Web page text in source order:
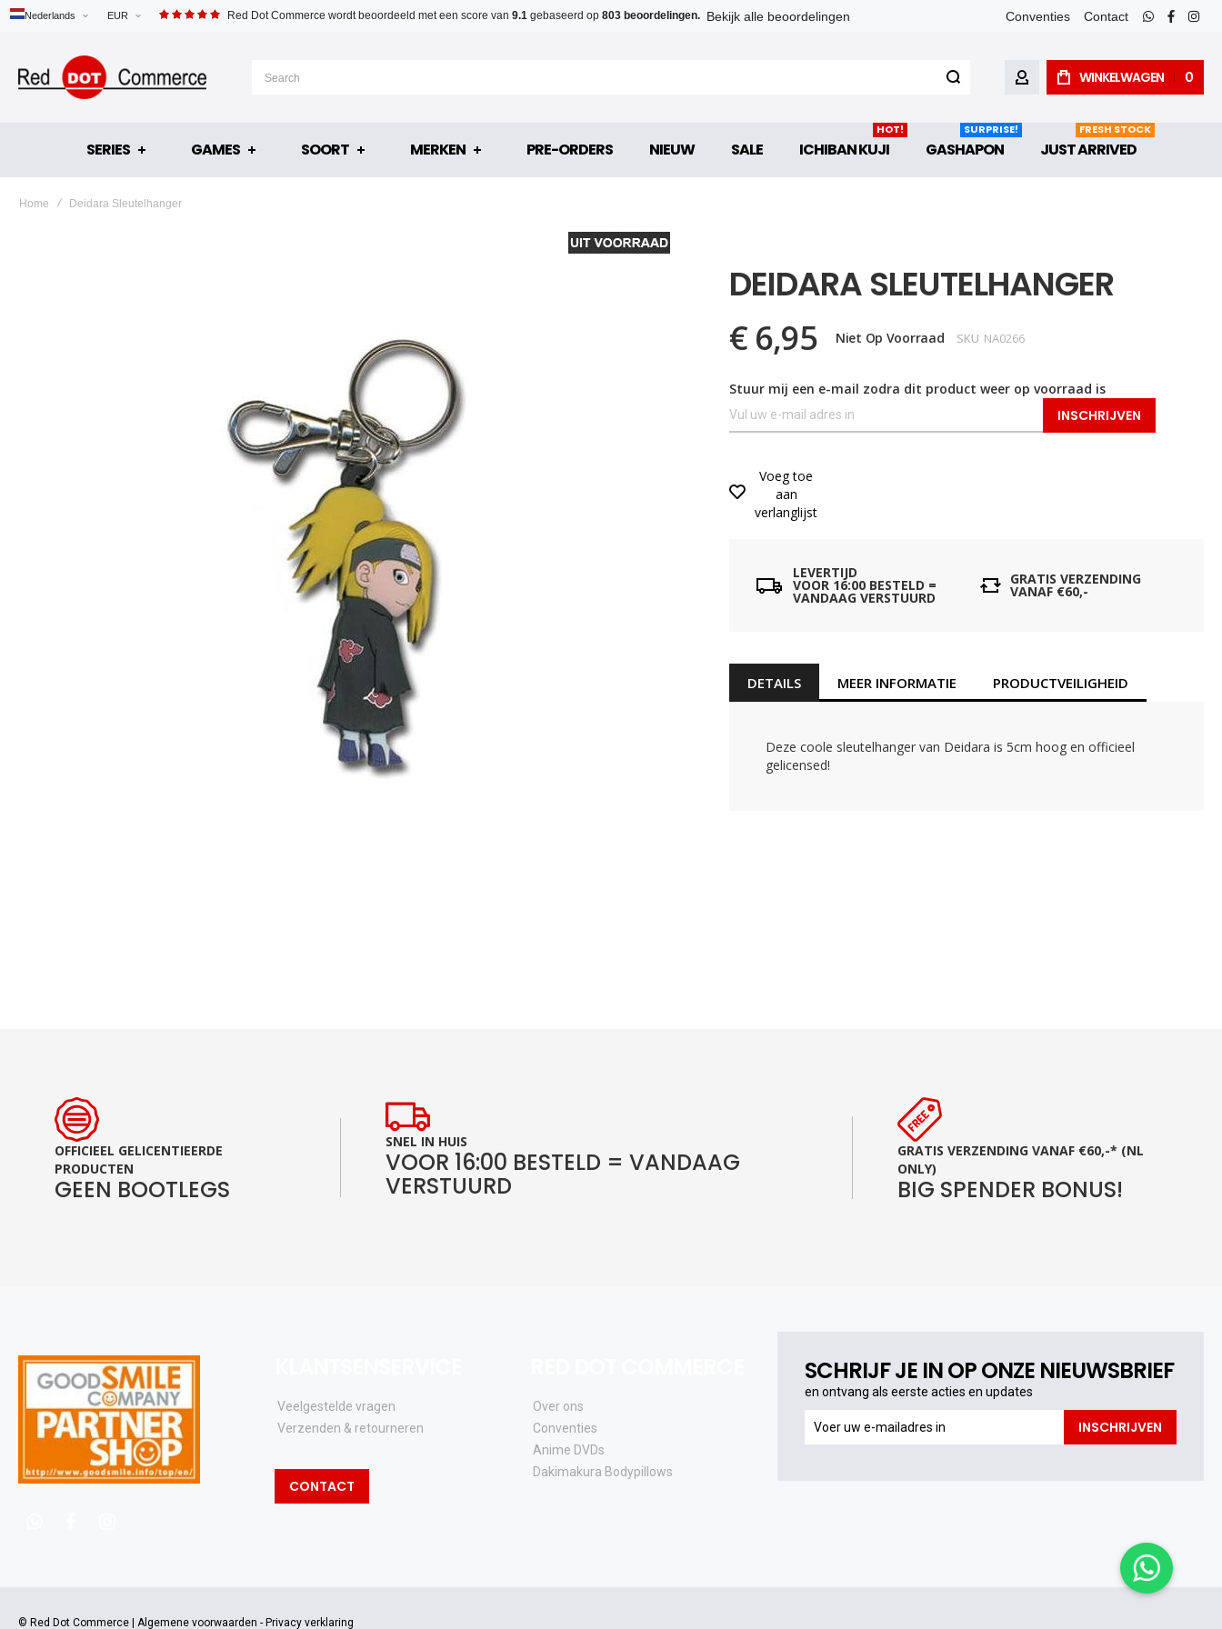
EUR
Nederlands Red Dot Commerce wordt beoordeeld met een score van 9.1 gebaseerd op 803 beoordelingen. Bekijk alle beoordelingen Conventies Contact
whatsapp
facebook
ACCOUNTWINKELWAGEN 0
SERIES GAMES SOORT MERKEN PRE-ORDERS NIEUW SALE ICHIBAN KUJI
HOT!
GASHAPON
SURPRISE!
JUST ARRIVED
FRESH STOCK
Home Deidara Sleutelhanger
DEIDARA SLEUTELHANGER
€ 6,95 Niet Op Voorraad SKU NA0266
Stuur mij een e-mail zodra dit product weer op voorraad is
INSCHRIJVEN
Voeg toe
aan
verlanglijst
LEVERTIJD
VOOR 16:00 BESTELD =
VANDAAG VERSTUURD
GRATIS VERZENDING
VANAF €60,-
DETAILS
Deze coole sleutelhanger van Deidara is 5cm hoog en officieel
gelicensed!
MEER INFORMATIE PRODUCTVEILIGHEID
OFFICIEEL GELICENTIEERDE
PRODUCTEN
GEEN BOOTLEGS
SNEL IN HUIS
VOOR 16:00 BESTELD = VANDAAG
VERSTUURD
GRATIS VERZENDING VANAF €60,-* (NL
ONLY)
BIG SPENDER BONUS!
SCHRIJF JE IN OP ONZE NIEUWSBRIEF
en ontvang als eerste acties en updates
ontvang
INSCHRIJVEN
Veelgestelde vragen
Verzenden & retourneren
CONTACT
Over ons
Conventies
Anime DVDs
Dakimakura Bodypillows
© Red Dot Commerce | Algemene voorwaarden - Privacy verklaring